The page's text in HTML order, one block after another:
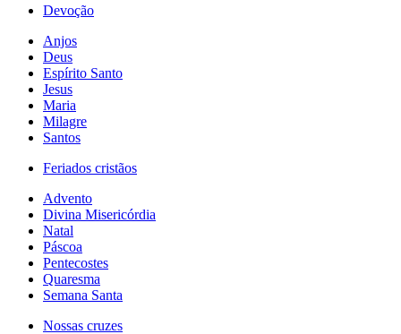
Devoção
Anjos
Deus
Espírito Santo
Jesus
Maria
Milagre
Santos
Feriados cristãos
Advento
Divina Misericórdia
Natal
Páscoa
Pentecostes
Quaresma
Semana Santa
Nossas cruzes